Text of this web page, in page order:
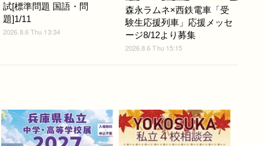
試[標準問題 国語・問
題]1/11
2026.8.6 Thu 13:34
森永ラムネ×西鉄電車「受
験生応援列車」応援メッセ
ージ8/12より募集
2026.8.6 Thu 15:15